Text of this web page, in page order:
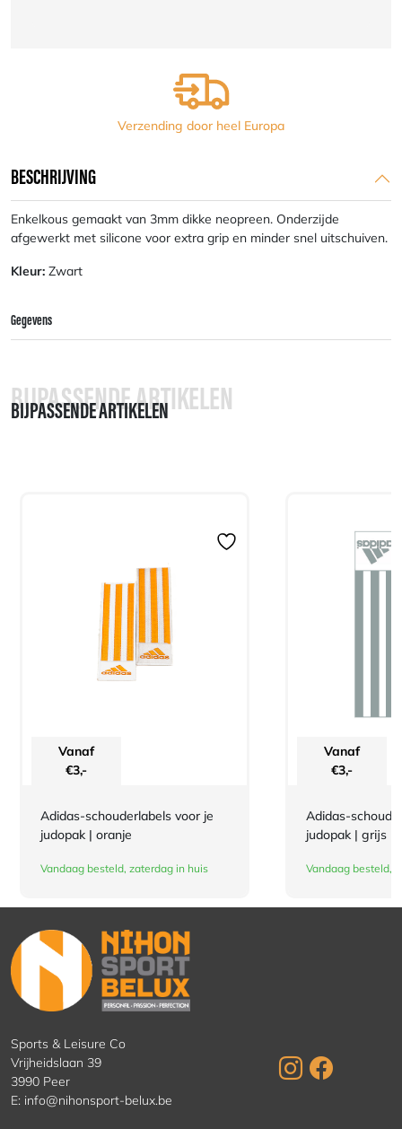
Verzending door heel Europa
BESCHRIJVING
Enkelkous gemaakt van 3mm dikke neopreen. Onderzijde
afgewerkt met silicone voor extra grip en minder snel uitschuiven.
Kleur: Zwart
Gegevens
BIJPASSENDE ARTIKELEN
BIJPASSENDE ARTIKELEN
Vanaf
€3,-
Adidas-schouderlabels voor je
judopak | oranje
Vandaag besteld, zaterdag in huis
Vanaf
€3,-
Adidas-
judopak | grijs
Vandaag besteld,
Sports & Leisure Co
Vrijheidslaan 39
3990 Peer
E: info@nihonsport-belux.be